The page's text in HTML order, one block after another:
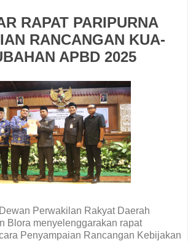
RAPAT PARIPURNA
RANCANGAN KUA-
APBD 2025
Dewan Perwakilan Rakyat Daerah
Blora menyelenggarakan rapat
Penyampaian Rancangan Kebijakan